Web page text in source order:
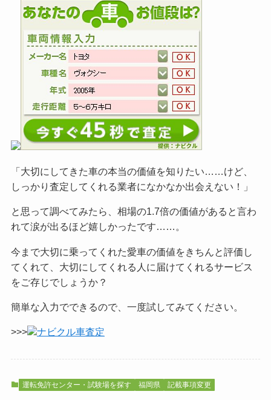
「大切にしてきた車の本当の価値を知りたい……けど、
しっかり査定してくれる業者になかなか出会えない！」
と思って調べてみたら、相場の1.7倍の価値があると言わ
れて涙が出るほど嬉しかったです……。
今まで大切に乗ってくれた愛車の価値をきちんと評価し
てくれて、大切にしてくれる人に届けてくれるサービス
をご存じでしょうか？
簡単な入力でできるので、一度試してみてください。
>>> ナビクル車査定
運転免許センター・試験場を探す 福岡県 記載事項変更